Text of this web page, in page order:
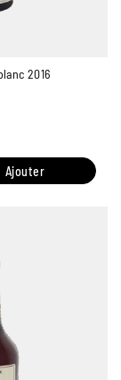
2016
Ajouter